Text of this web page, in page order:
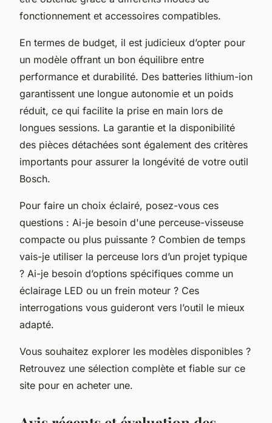
fonctionnement et accessoires compatibles.
En termes de budget, il est judicieux d’opter pour
un modèle offrant un bon équilibre entre
performance et durabilité. Des batteries lithium-ion
garantissent une longue autonomie et un poids
réduit, ce qui facilite la prise en main lors de
longues sessions. La garantie et la disponibilité
des pièces détachées sont également des critères
importants pour assurer la longévité de votre outil
Bosch.
Pour faire un choix éclairé, posez-vous ces
questions : Ai-je besoin d'une perceuse-visseuse
compacte ou plus puissante ? Combien de temps
vais-je utiliser la perceuse lors d’un projet typique
? Ai-je besoin d’options spécifiques comme un
éclairage LED ou un frein moteur ? Ces
interrogations vous guideront vers l’outil le mieux
adapté.
Vous souhaitez explorer les modèles disponibles ?
Retrouvez une sélection complète et fiable sur ce
site pour en acheter une.